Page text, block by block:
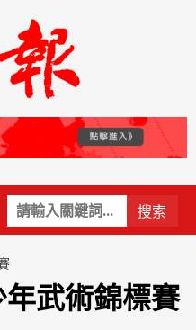
關
鍵
Primary
Menu
武術錦標賽